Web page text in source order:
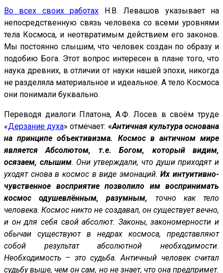
Во всех своих работах Н.В. Левашов указывает на
непосредственную связь человека со всеми уровнями
тела Космоса, и неотвратимым действием его законов.
Мы постоянно слышим, что человек создан по образу и
подобию Бога. Этот вопрос интересен в плане того, что
наука древних, в отличии от науки нашей эпохи, никогда
не разделяла материальное и идеальное. А тело Космоса
они понимали буквально.
Переводя диалоги Платона, А.Ф. Лосев в своём труде
«Дерзание духа» отмечает: «Античная культура основана
на принципе объективизма. Космос в античном мире
является Абсолютом, т.е. Богом, который видим,
осязаем, слышим. Они утверждали, что души приходят и
уходят снова в космос в виде эмонаций.Их интуитивно-
чувственное восприятие позволило им воспринимать
космос одушевлённым, разумным, точно как тело
человека. Космос никто не создавал, он существует вечно,
и он для себя свой абсолют. Законы, закономерности и
обычаи существуют в недрах космоса, представляют
собой результат абсолютной необходимости.
Необходимость – это судьба. Античный человек считал
судьбу выше, чем он сам, но не знает, что она предпримет.